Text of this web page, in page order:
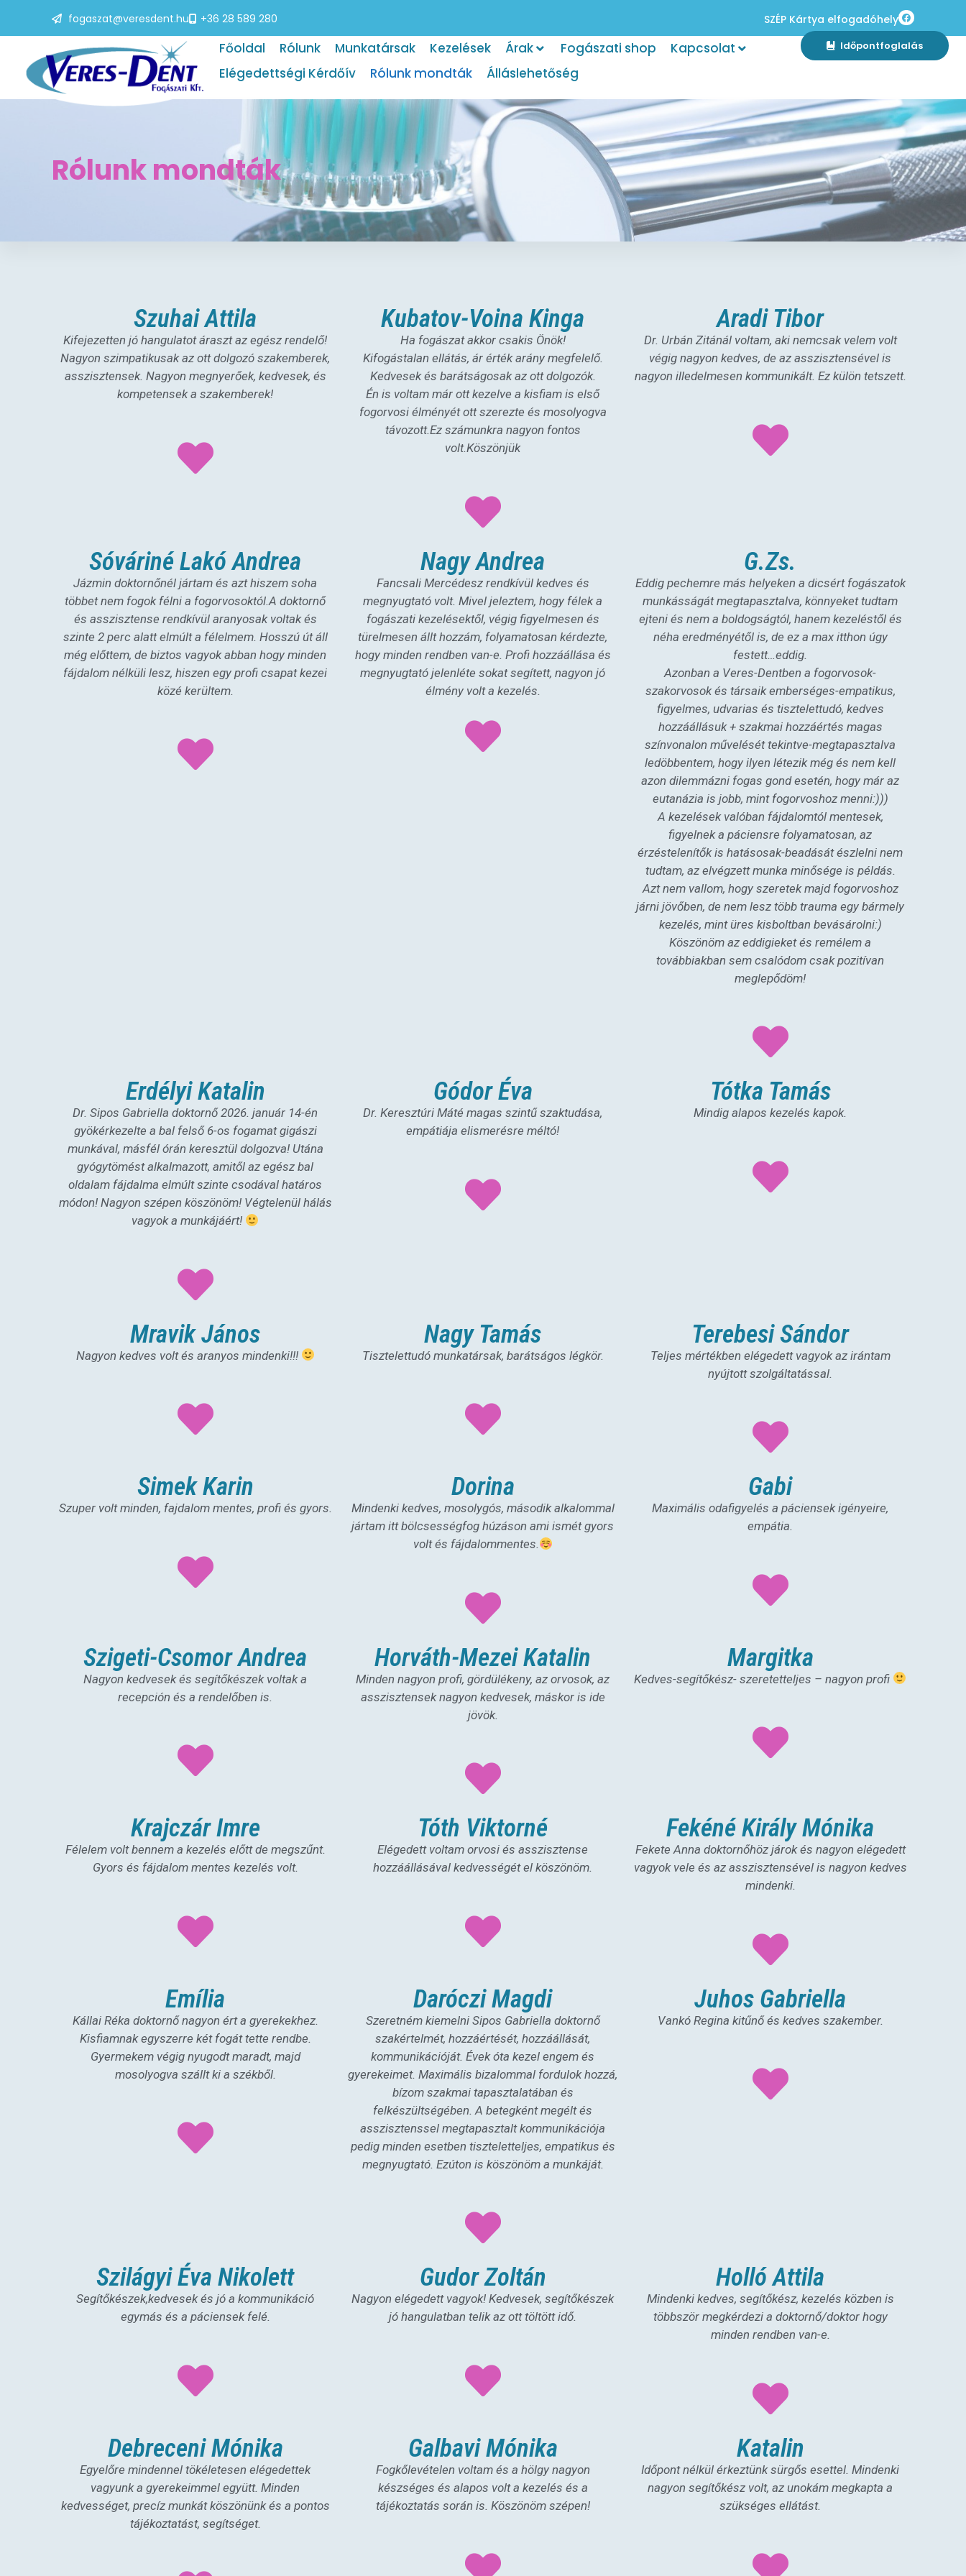
fogaszat@veresdent.hu +36 28 589 280 SZÉP Kártya elfogadóhely
Főoldal Rólunk Munkatársak Kezelések Árak Fogászati shop
Kapcsolat
Elégedettségi Kérdőív
Rólunk mondták Álláslehetőség
Időpontfoglalás
Rólunk mondták
Szuhai Attila
Kifejezetten jó hangulatot áraszt az egész rendelő!
Nagyon szimpatikusak az ott dolgozó szakemberek,
asszisztensek. Nagyon megnyerőek, kedvesek, és
kompetensek a szakemberek!
Kubatov-Voina Kinga
Ha fogászat akkor csakis Önök!
Kifogástalan ellátás, ár érték arány megfelelő.
Kedvesek és barátságosak az ott dolgozók.
Én is voltam már ott kezelve a kisfiam is első
fogorvosi élményét ott szerezte és mosolyogva
távozott.Ez számunkra nagyon fontos
volt.Köszönjük
Aradi Tibor
Dr. Urbán Zitánál voltam, aki nemcsak velem volt
végig nagyon kedves, de az asszisztensével is
nagyon illedelmesen kommunikált. Ez külön tetszett.
Sóváriné Lakó Andrea
Jázmin doktornőnél jártam és azt hiszem soha
többet nem fogok félni a fogorvosoktól.A doktornő
és asszisztense rendkívül aranyosak voltak és
szinte 2 perc alatt elmúlt a félelmem. Hosszú út áll
még előttem, de biztos vagyok abban hogy minden
fájdalom nélküli lesz, hiszen egy profi csapat kezei
közé kerültem.
Nagy Andrea
Fancsali Mercédesz rendkívül kedves és
megnyugtató volt. Mivel jeleztem, hogy félek a
fogászati kezelésektől, végig figyelmesen és
türelmesen állt hozzám, folyamatosan kérdezte,
hogy minden rendben van-e. Profi hozzáállása és
megnyugtató jelenléte sokat segített, nagyon jó
élmény volt a kezelés.
G.Zs.
Eddig pechemre más helyeken a dicsért fogászatok
munkásságát megtapasztalva, könnyeket tudtam
ejteni és nem a boldogságtól, hanem kezeléstől és
néha eredményétől is, de ez a max itthon úgy
festett…eddig.
Azonban a Veres-Dentben a fogorvosok-
szakorvosok és társaik emberséges-empatikus,
figyelmes, udvarias és tisztelettudó, kedves
hozzáállásuk + szakmai hozzáértés magas
színvonalon művelését tekintve-megtapasztalva
ledöbbentem, hogy ilyen létezik még és nem kell
azon dilemmázni fogas gond esetén, hogy már az
eutanázia is jobb, mint fogorvoshoz menni:)))
A kezelések valóban fájdalomtól mentesek,
figyelnek a páciensre folyamatosan, az
érzéstelenítők is hatásosak-beadását észlelni nem
tudtam, az elvégzett munka minősége is példás.
Azt nem vallom, hogy szeretek majd fogorvoshoz
járni jövőben, de nem lesz több trauma egy bármely
kezelés, mint üres kisboltban bevásárolni:)
Köszönöm az eddigieket és remélem a
továbbiakban sem csalódom csak pozitívan
meglepődöm!
Erdélyi Katalin
Dr. Sipos Gabriella doktornő 2026. január 14-én
gyökérkezelte a bal felső 6-os fogamat gigászi
munkával, másfél órán keresztül dolgozva! Utána
gyógytömést alkalmazott, amitől az egész bal
oldalam fájdalma elmúlt szinte csodával határos
módon! Nagyon szépen köszönöm! Végtelenül hálás
vagyok a munkájáért!
Gódor Éva
Dr. Keresztúri Máté magas szintű szaktudása,
empátiája elismerésre méltó!
Tótka Tamás
Mindig alapos kezelés kapok.
Mravik János
Nagyon kedves volt és aranyos mindenki!!!
Nagy Tamás
Tisztelettudó munkatársak, barátságos légkör.
Terebesi Sándor
Teljes mértékben elégedett vagyok az irántam
nyújtott szolgáltatással.
Simek Karin
Szuper volt minden, fajdalom mentes, profi és gyors.
Dorina
Mindenki kedves, mosolygós, második alkalommal
jártam itt bölcsességfog húzáson ami ismét gyors
volt és fájdalommentes.
Gabi
Maximális odafigyelés a páciensek igényeire,
empátia.
Szigeti-Csomor Andrea
Nagyon kedvesek és segítőkészek voltak a
recepción és a rendelőben is.
Horváth-Mezei Katalin
Minden nagyon profi, gördülékeny, az orvosok, az
asszisztensek nagyon kedvesek, máskor is ide
jövök.
Margitka
Kedves-segítőkész- szeretetteljes – nagyon profi
Krajczár Imre
Félelem volt bennem a kezelés előtt de megszűnt.
Gyors és fájdalom mentes kezelés volt.
Tóth Viktorné
Elégedett voltam orvosi és asszisztense
hozzáállásával kedvességét el köszönöm.
Fekéné Király Mónika
Fekete Anna doktornőhöz járok és nagyon elégedett
vagyok vele és az asszisztensével is nagyon kedves
mindenki.
Emília
Kállai Réka doktornő nagyon ért a gyerekekhez.
Kisfiamnak egyszerre két fogát tette rendbe.
Gyermekem végig nyugodt maradt, majd
mosolyogva szállt ki a székből.
Daróczi Magdi
Szeretném kiemelni Sipos Gabriella doktornő
szakértelmét, hozzáértését, hozzáállását,
kommunikációját. Évek óta kezel engem és
gyerekeimet. Maximális bizalommal fordulok hozzá,
bízom szakmai tapasztalatában és
felkészültségében. A betegként megélt és
asszisztenssel megtapasztalt kommunikációja
pedig minden esetben tiszteletteljes, empatikus és
megnyugtató. Ezúton is köszönöm a munkáját.
Juhos Gabriella
Vankó Regina kitűnő és kedves szakember.
Szilágyi Éva Nikolett
Segítőkészek,kedvesek és jó a kommunikáció
egymás és a páciensek felé.
Gudor Zoltán
Nagyon elégedett vagyok! Kedvesek, segítőkészek
jó hangulatban telik az ott töltött idő.
Holló Attila
Mindenki kedves, segítőkész, kezelés közben is
többször megkérdezi a doktornő/doktor hogy
minden rendben van-e.
Debreceni Mónika
Egyelőre mindennel tökéletesen elégedettek
vagyunk a gyerekeimmel együtt. Minden
kedvességet, precíz munkát köszönünk és a pontos
tájékoztatást, segítséget.
Galbavi Mónika
Fogkőlevételen voltam és a hölgy nagyon
készséges és alapos volt a kezelés és a
tájékoztatás során is. Köszönöm szépen!
Katalin
Időpont nélkül érkeztünk sürgős esettel. Mindenki
nagyon segítőkész volt, az unokám megkapta a
szükséges ellátást.